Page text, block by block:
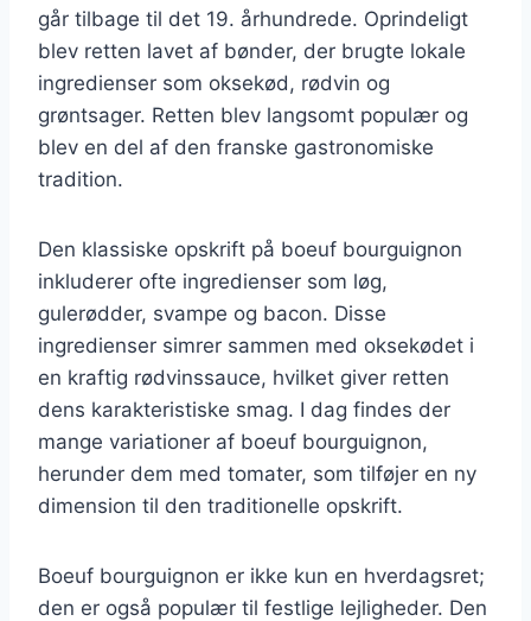
går tilbage til det 19. århundrede. Oprindeligt
blev retten lavet af bønder, der brugte lokale
ingredienser som oksekød, rødvin og
grøntsager. Retten blev langsomt populær og
blev en del af den franske gastronomiske
tradition.
Den klassiske opskrift på boeuf bourguignon
inkluderer ofte ingredienser som løg,
gulerødder, svampe og bacon. Disse
ingredienser simrer sammen med oksekødet i
en kraftig rødvinssauce, hvilket giver retten
dens karakteristiske smag. I dag findes der
mange variationer af boeuf bourguignon,
herunder dem med tomater, som tilføjer en ny
dimension til den traditionelle opskrift.
Boeuf bourguignon er ikke kun en hverdagsret;
den er også populær til festlige lejligheder. Den